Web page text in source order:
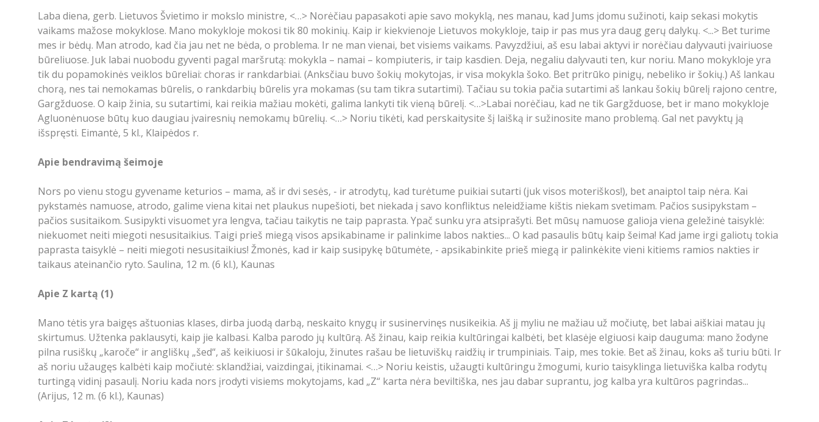
Laba diena, gerb. Lietuvos Švietimo ir mokslo ministre, <…> Norėčiau papasakoti apie savo mokyklą, nes manau, kad Jums įdomu sužinoti, kaip sekasi mokytis
vaikams mažose mokyklose. Mano mokykloje mokosi tik 80 mokinių. Kaip ir kiekvienoje Lietuvos mokykloje, taip ir pas mus yra daug gerų dalykų. <...> Bet turime
mes ir bėdų. Man atrodo, kad čia jau net ne bėda, o problema. Ir ne man vienai, bet visiems vaikams. Pavyzdžiui, aš esu labai aktyvi ir norėčiau dalyvauti įvairiuose
būreliuose. Juk labai nuobodu gyventi pagal maršrutą: mokykla – namai – kompiuteris, ir taip kasdien. Deja, negaliu dalyvauti ten, kur noriu. Mano mokykloje yra
tik du popamokinės veiklos būreliai: choras ir rankdarbiai. (Anksčiau buvo šokių mokytojas, ir visa mokykla šoko. Bet pritrūko pinigų, nebeliko ir šokių.) Aš lankau
chorą, nes tai nemokamas būrelis, o rankdarbių būrelis yra mokamas (su tam tikra sutartimi). Tačiau su tokia pačia sutartimi aš lankau šokių būrelį rajono centre,
Gargžduose. O kaip žinia, su sutartimi, kai reikia mažiau mokėti, galima lankyti tik vieną būrelį. <…>Labai norėčiau, kad ne tik Gargžduose, bet ir mano mokykloje
Agluonėnuose būtų kuo daugiau įvairesnių nemokamų būrelių. <…> Noriu tikėti, kad perskaitysite šį laišką ir sužinosite mano problemą. Gal net pavyktų ją
išspręsti. Eimantė, 5 kl., Klaipėdos r.
Apie bendravimą šeimoje
Nors po vienu stogu gyvename keturios – mama, aš ir dvi sesės, - ir atrodytų, kad turėtume puikiai sutarti (juk visos moteriškos!), bet anaiptol taip nėra. Kai
pykstamės namuose, atrodo, galime viena kitai net plaukus nupešioti, bet niekada į savo konfliktus neleidžiame kištis niekam svetimam. Pačios susipykstam –
pačios susitaikom. Susipykti visuomet yra lengva, tačiau taikytis ne taip paprasta. Ypač sunku yra atsiprašyti. Bet mūsų namuose galioja viena geležinė taisyklė:
niekuomet neiti miegoti nesusitaikius. Taigi prieš miegą visos apsikabiname ir palinkime labos nakties... O kad pasaulis būtų kaip šeima! Kad jame irgi galiotų tokia
paprasta taisyklė – neiti miegoti nesusitaikius! Žmonės, kad ir kaip susipykę būtumėte, - apsikabinkite prieš miegą ir palinkėkite vieni kitiems ramios nakties ir
taikaus ateinančio ryto. Saulina, 12 m. (6 kl.), Kaunas
Apie Z kartą (1)
Mano tėtis yra baigęs aštuonias klases, dirba juodą darbą, neskaito knygų ir susinervinęs nusikeikia. Aš jį myliu ne mažiau už močiutę, bet labai aiškiai matau jų
skirtumus. Užtenka paklausyti, kaip jie kalbasi. Kalba parodo jų kultūrą. Aš žinau, kaip reikia kultūringai kalbėti, bet klasėje elgiuosi kaip dauguma: mano žodyne
pilna rusiškų „karoče“ ir angliškų „šed“, aš keikiuosi ir šūkaloju, žinutes rašau be lietuviškų raidžių ir trumpiniais. Taip, mes tokie. Bet aš žinau, koks aš turiu būti. Ir
aš noriu užaugęs kalbėti kaip močiutė: sklandžiai, vaizdingai, įtikinamai. <…> Noriu keistis, užaugti kultūringu žmogumi, kurio taisyklinga lietuviška kalba rodytų
turtingą vidinį pasaulį. Noriu kada nors įrodyti visiems mokytojams, kad „Z“ karta nėra beviltiška, nes jau dabar suprantu, jog kalba yra kultūros pagrindas...
(Arijus, 12 m. (6 kl.), Kaunas)